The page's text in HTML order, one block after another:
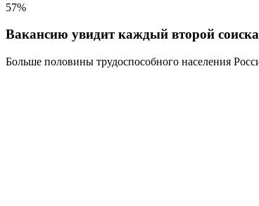
57%
Вакансию увидит каждый второй
Больше половины трудоспособного населения